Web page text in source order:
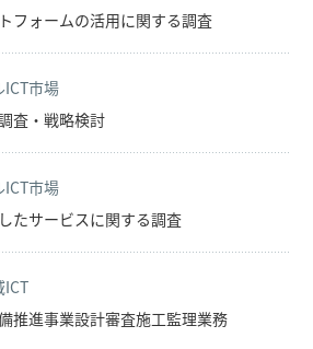
フォームの活用に関する調査
ICT市場
査・戦略検討
ICT市場
たサービスに関する調査
ICT
推進事業設計審査施工監理業務